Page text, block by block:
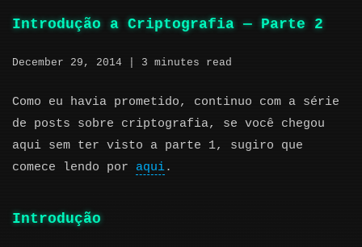
Introdução a Criptografia — Parte 2
December 29, 2014 | 3 minutes read
Como eu havia prometido, continuo com a série
de posts sobre criptografia, se você chegou
aqui sem ter visto a parte 1, sugiro que
comece lendo por aqui.
Introdução